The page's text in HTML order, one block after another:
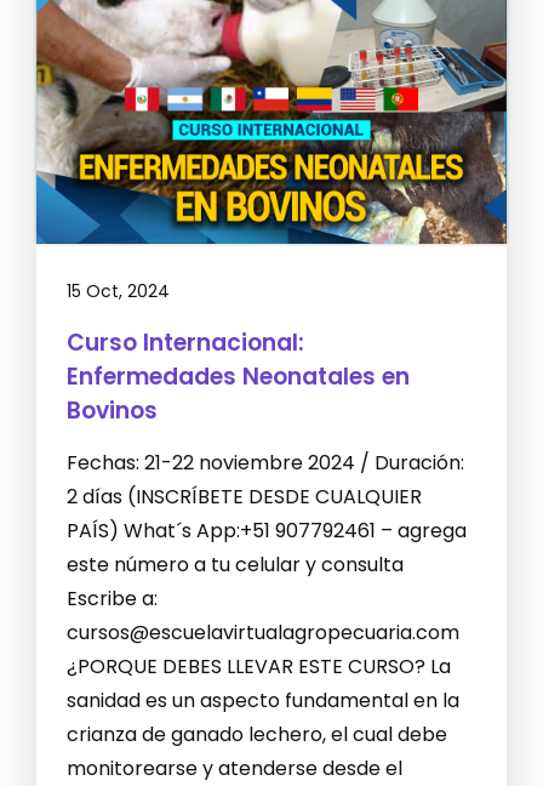
15 Oct, 2024
Curso Internacional:
Enfermedades Neonatales en
Bovinos
Fechas: 21-22 noviembre 2024 / Duración:
2 días (INSCRÍBETE DESDE CUALQUIER
PAÍS) What´s App:+51 907792461 – agrega
este número a tu celular y consulta
Escribe a:
cursos@escuelavirtualagropecuaria.com
¿PORQUE DEBES LLEVAR ESTE CURSO? La
sanidad es un aspecto fundamental en la
crianza de ganado lechero, el cual debe
monitorearse y atenderse desde el